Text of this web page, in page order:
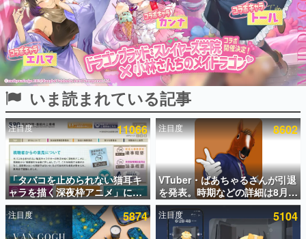
アプリセール情報
インタビュー
連載・特集一覧
殿堂入り記事
SNS拡散数が数千以上！ ページビュー数万以上！ などな
ど。多くの人々に読まれた、電ファミ渾身の“殿堂入り”記
事をまとめました。
ゲームの企画書
名作ゲームクリエイターの方々に製作時のエピソードをお
聞きし、ヒットする企画（ゲーム）とは何か？を探ってい
きます。
赫本
この物語を解いてはいけない。『赫本』は、〈試験問題〉
の形をした短編ホラー小説集です。
いま読まれている記事
注目度 11066
「タバコを止められない猫耳キ
ャラを描く深夜枠アニメ」に視
聴者の一部から批判意見。違法
薬物の使用と思しき描写も含め
て、BPOが議論を交わす
注目度 8602
VTuber・ばあちゃるさんが引退
を発表。時期などの詳細は8月9
日15時からの配信で説明
注目度 5874 注目度 5104